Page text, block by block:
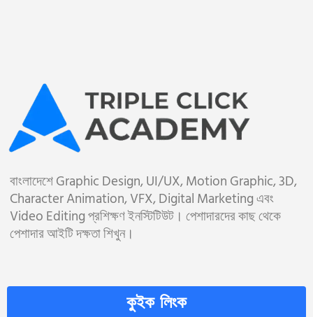
বাংলাদেশে Graphic Design, UI/UX, Motion Graphic, 3D,
Character Animation, VFX, Digital Marketing এবং
Video Editing প্রশিক্ষণ ইনস্টিটিউট। পেশাদারদের কাছ থেকে
পেশাদার আইটি দক্ষতা শিখুন।
কুইক লিংক